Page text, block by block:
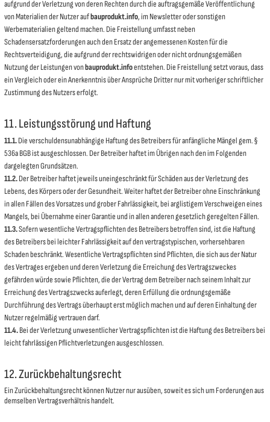
aufgrund der Verletzung von deren Rechten durch die auftragsgemäße Veröffentlichung
von Materialien der Nutzer aufbauprodukt.info, im Newsletter oder sonstigen
Werbematerialien geltend machen. Die Freistellung umfasst neben
Schadensersatzforderungen auch den Ersatz der angemessenen Kosten für die
Rechtsverteidigung, die aufgrund der rechtswidrigen oder nicht ordnungsgemäßen
Nutzung der Leistungen vonbauprodukt.infoentstehen. Die Freistellung setzt voraus, dass
ein Vergleich oder ein Anerkenntnis über Ansprüche Dritter nur mit vorheriger schriftlicher
Zustimmung des Nutzers erfolgt.
11. Leistungsstörung und Haftung
11.1.Die verschuldensunabhängige Haftung des Betreibers für anfängliche Mängel gem. §
536a BGB ist ausgeschlossen. Der Betreiber haftet im Übrigen nach den im Folgenden
dargelegten Grundsätzen.
11.2.Der Betreiber haftet jeweils uneingeschränkt für Schäden aus der Verletzung des
Lebens, des Körpers oder der Gesundheit. Weiter haftet der Betreiber ohne Einschränkung
in allen Fällen des Vorsatzes und grober Fahrlässigkeit, bei arglistigem Verschweigen eines
Mangels, bei Übernahme einer Garantie und in allen anderen gesetzlich geregelten Fällen.
11.3.Sofern wesentliche Vertragspflichten des Betreibers betroffen sind, ist die Haftung
des Betreibers bei leichter Fahrlässigkeit auf den vertragstypischen, vorhersehbaren
Schaden beschränkt. Wesentliche Vertragspflichten sind Pflichten, die sich aus der Natur
des Vertrages ergeben und deren Verletzung die Erreichung des Vertragszweckes
gefährden würde sowie Pflichten, die der Vertrag dem Betreiber nach seinem Inhalt zur
Erreichung des Vertragszwecks auferlegt, deren Erfüllung die ordnungsgemäße
Durchführung des Vertrags überhaupt erst möglich machen und auf deren Einhaltung der
Nutzer regelmäßig vertrauen darf.
11.4.Bei der Verletzung unwesentlicher Vertragspflichten ist die Haftung des Betreibers bei
leicht fahrlässigen Pflichtverletzungen ausgeschlossen.
12. Zurückbehaltungsrecht
Ein Zurückbehaltungsrecht können Nutzer nur ausüben, soweit es sich um Forderungen aus
demselben Vertragsverhältnis handelt.